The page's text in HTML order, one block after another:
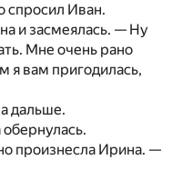
спросил Иван.
и засмеялась. — Ну
Мне очень рано
я вам пригодилась,
дальше.
произнесла Ирина. —